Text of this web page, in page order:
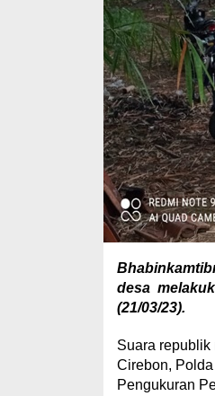
desa
(21/03/23).
Suara republik
Cirebon,
Pengukuran